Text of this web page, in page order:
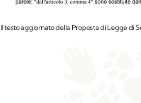
Il testo aggiornato della Proposta di Legge di